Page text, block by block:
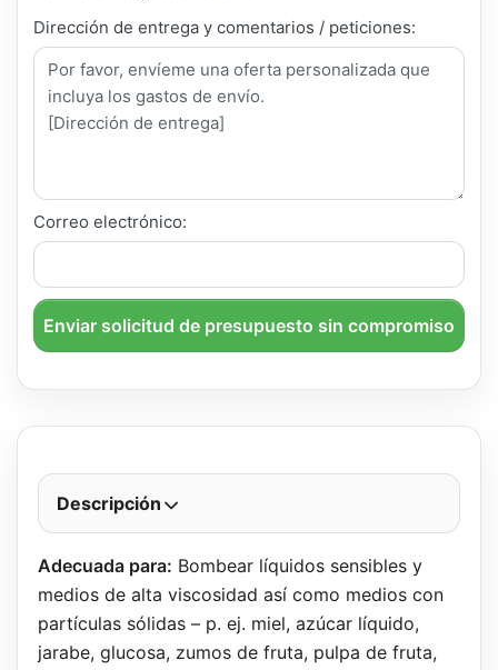
Dirección de entrega y comentarios / peticiones:
Correo electrónico:
Enviar solicitud de presupuesto sin compromiso
Descripción
Adecuada para: Bombear líquidos sensibles y
medios de alta viscosidad así como medios con
partículas sólidas – p. ej. miel, azúcar líquido,
jarabe, glucosa, zumos de fruta, pulpa de fruta,